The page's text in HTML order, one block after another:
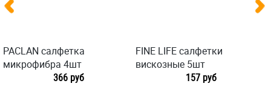
PACLAN салфетка
микрофибра 4шт
366 руб
FINE LIFE салфетки
вискозные 5шт
157 руб